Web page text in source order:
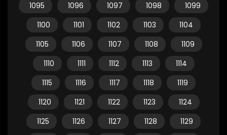
1095
1096 1097 1098
1099
1100
1101 1102 1103
1104
1105
1106 1107 1108
1109
1110
1111 1112 1113
1114
1115
1116 1117 1118
1119
1120
1121 1122 1123
1124
1125
1126 1127 1128
1129